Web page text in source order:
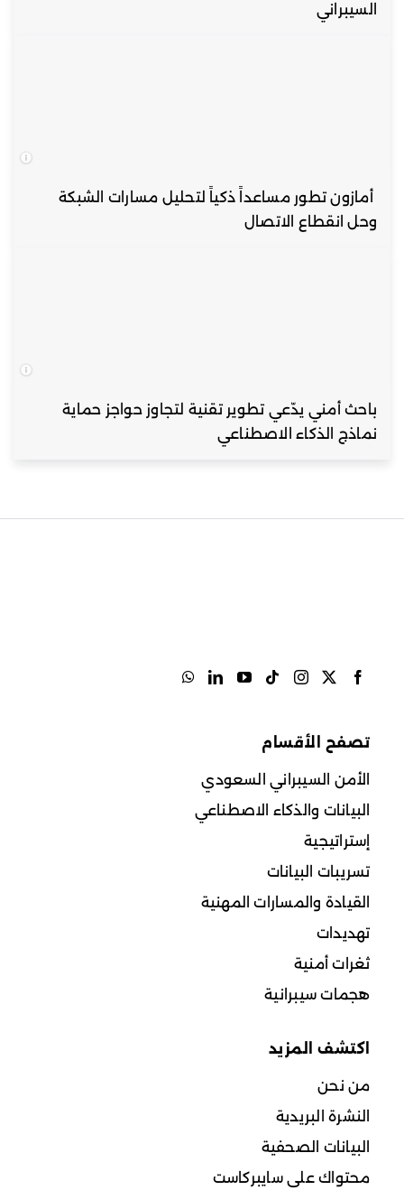
السيبراني
أمازون تطور مساعداً ذكياً لتحليل مسارات الشبكة
وحل انقطاع الاتصال
باحث أمني يدّعي تطوير تقنية لتجاوز حواجز حماية
نماذج الذكاء الاصطناعي
تصفح الأقسام
الأمن السيبراني السعودي
البيانات والذكاء الاصطناعي
إستراتيجية
تسريبات البيانات
القيادة والمسارات المهنية
تهديدات
ثغرات أمنية
هجمات سيبرانية
اكتشف المزيد
من نحن
النشرة البريدية
البيانات الصحفية
محتواك على سايبركاست